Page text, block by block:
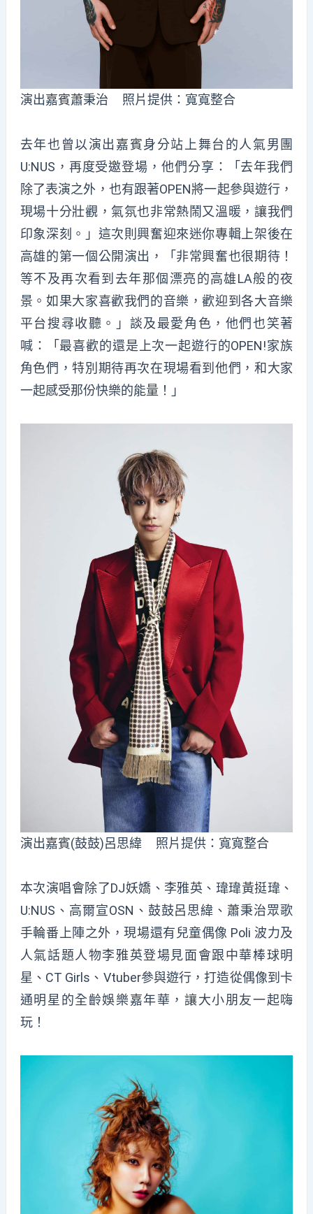
演出嘉賓蕭秉治 照片提供：寬寬整合
去年也曾以演出嘉賓身分站上舞台的人氣男團
U:NUS，再度受邀登場，他們分享：「去年我們
除了表演之外，也有跟著OPEN將一起參與遊行，
現場十分壯觀，氣氛也非常熱鬧又溫暖，讓我們
印象深刻。」這次則興奮迎來迷你專輯上架後在
高雄的第一個公開演出，「非常興奮也很期待！
等不及再次看到去年那個漂亮的高雄LA般的夜
景。如果大家喜歡我們的音樂，歡迎到各大音樂
平台搜尋收聽。」談及最愛角色，他們也笑著
喊：「最喜歡的還是上次一起遊行的OPEN!家族
角色們，特別期待再次在現場看到他們，和大家
一起感受那份快樂的能量！」
演出嘉賓(鼓鼓)呂思緯 照片提供：寬寬整合
本次演唱會除了DJ妖嬌、李雅英、瑋瑋黃挺瑋、
U:NUS、高爾宣OSN、鼓鼓呂思緯、蕭秉治眾歌
手輪番上陣之外，現場還有兒童偶像 Poli 波力及
人氣話題人物李雅英登場見面會跟中華棒球明
星、CT Girls、Vtuber參與遊行，打造從偶像到卡
通明星的全齡娛樂嘉年華，讓大小朋友一起嗨
玩！